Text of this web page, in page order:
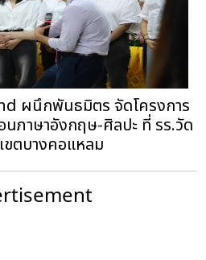
ผนึกพันธมิตร จัดโครงการ
ภาษาอังกฤษ-ศิลปะ ที่ รร.วัด
ขตบางคอแหลม